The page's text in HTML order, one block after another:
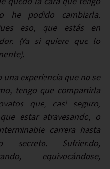
he podido cambiarla.
eso, que estás en
(Ya si quiere que lo
una experiencia que no se
tengo que compartirla
que, casi seguro,
estar atravesando, o
carrera hasta
secreto. Sufriendo,
equivocándose,